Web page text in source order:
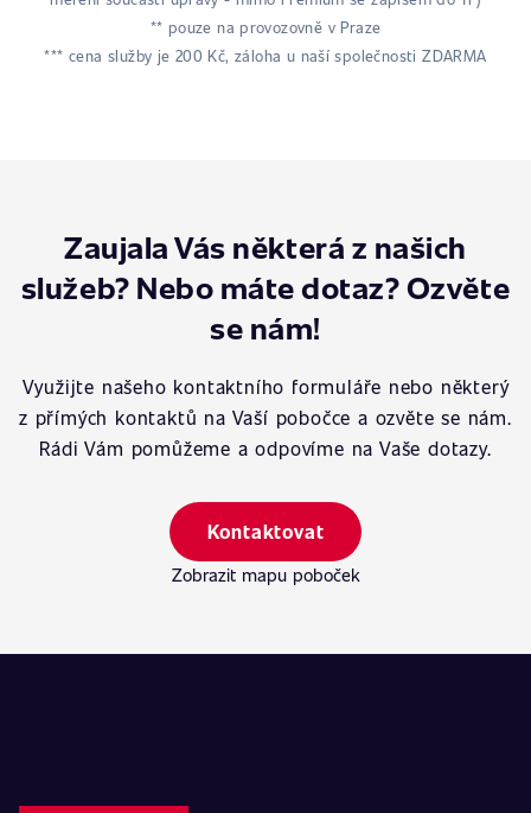
** pouze na provozovně v Praze
*** cena služby je 200 Kč, záloha u naší společnosti ZDARMA
Zaujala Vás některá z našich
služeb? Nebo máte dotaz? Ozvěte
se nám!
Využijte našeho kontaktního formuláře nebo některý
z přímých kontaktů na Vaší pobočce a ozvěte se nám.
Rádi Vám pomůžeme a odpovíme na Vaše dotazy.
Kontaktovat
Zobrazit mapu poboček